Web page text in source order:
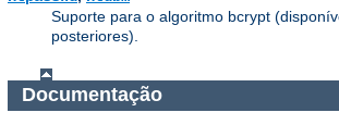
Suporte para o algoritmo bcrypt
posteriores).
Documentação